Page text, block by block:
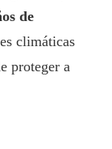
de
climáticas
proteger a